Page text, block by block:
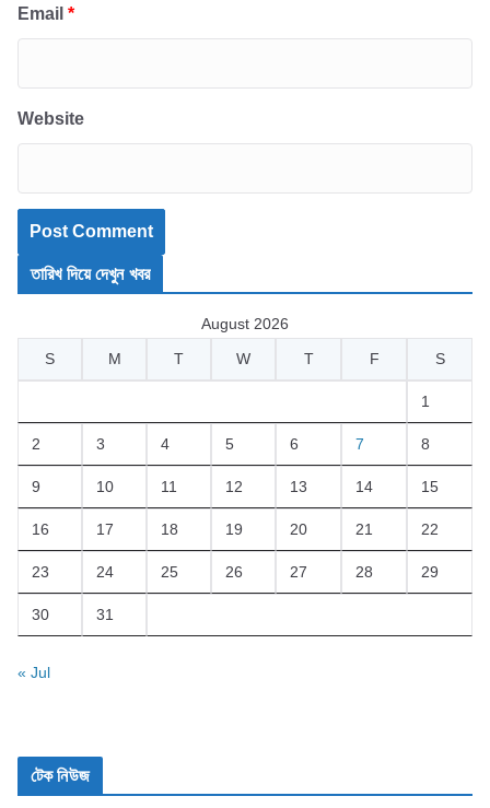
Email *
Website
তারিখ দিয়ে দেখুন খবর
August 2026
S
M T W T F S
1
2 3 4 5 6 7 8
9 10 11 12 13 14 15
16 17 18 19 20 21 22
23 24 25 26 27 28 29
30 31
« Jul
টেক নিউজ